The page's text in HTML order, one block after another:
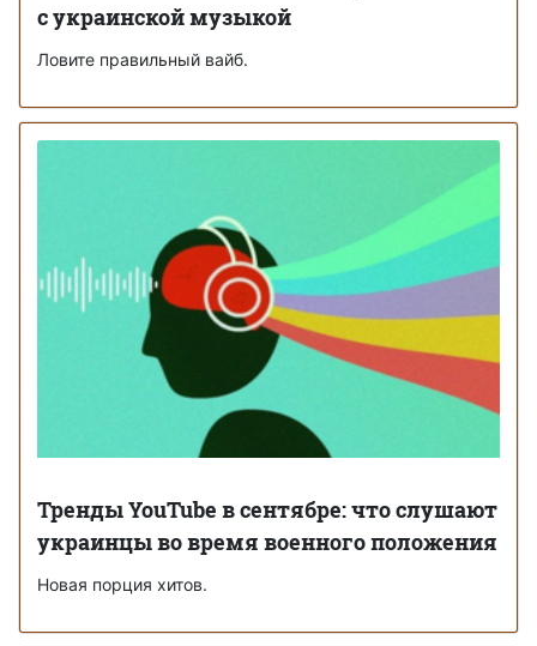
с украинской музыкой
Ловите правильный вайб.
Тренды YouTube в сентябре: что слушают
украинцы во время военного положения
Новая порция хитов.